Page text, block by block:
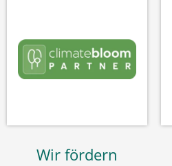
Wir fördern